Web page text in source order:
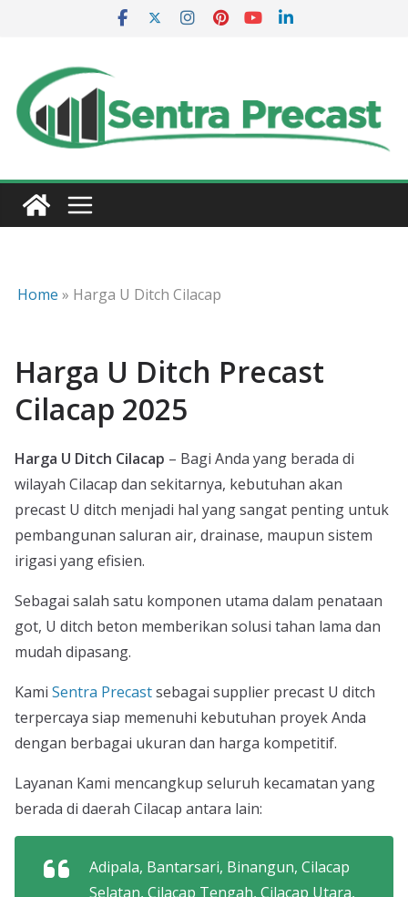
Home » Harga U Ditch Cilacap
Harga U Ditch Precast
Cilacap 2025
Harga U Ditch Cilacap – Bagi Anda yang berada di
wilayah Cilacap dan sekitarnya, kebutuhan akan
precast U ditch menjadi hal yang sangat penting untuk
pembangunan saluran air, drainase, maupun sistem
irigasi yang efisien.
Sebagai salah satu komponen utama dalam penataan
got, U ditch beton memberikan solusi tahan lama dan
mudah dipasang.
Kami Sentra Precastsebagai supplier precast U ditch
terpercaya siap memenuhi kebutuhan proyek Anda
dengan berbagai ukuran dan harga kompetitif.
Layanan Kami mencangkup seluruh kecamatan yang
berada di daerah Cilacap antara lain:
Adipala, Bantarsari, Binangun, Cilacap
Selatan, Cilacap Tengah, Cilacap Utara,